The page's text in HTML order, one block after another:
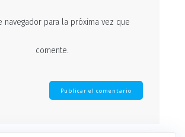
navegador para la próxima vez que
comente.